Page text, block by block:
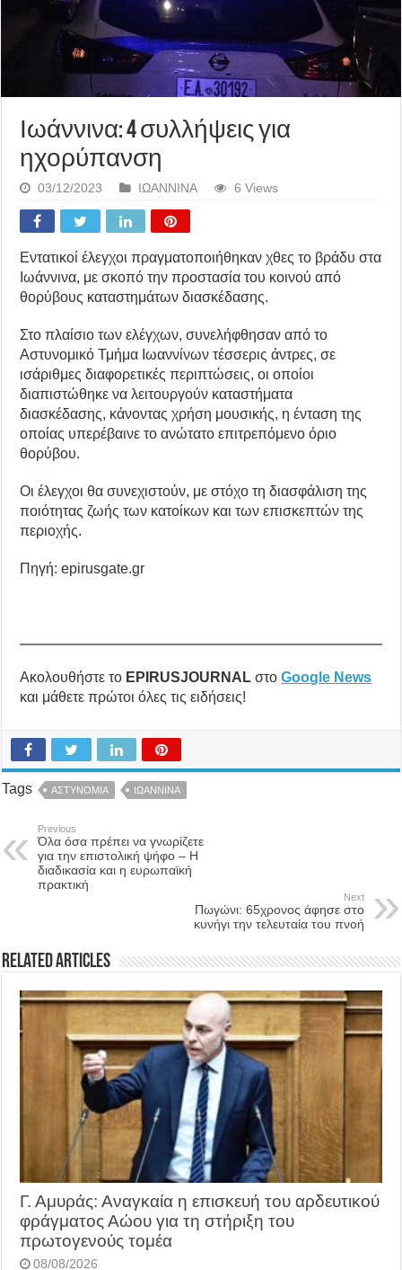
Ιωάννινα: 4 συλλήψεις για
ηχορύπανση
03/12/2023 ΙΩΑΝΝΙΝΑ 6 Views
Εντατικοί έλεγχοι πραγματοποιήθηκαν χθες το βράδυ στα
Ιωάννινα, με σκοπό την προστασία του κοινού από
θορύβους καταστημάτων διασκέδασης.
Στο πλαίσιο των ελέγχων, συνελήφθησαν από το
Αστυνομικό Τμήμα Ιωαννίνων τέσσερις άντρες, σε
ισάριθμες διαφορετικές περιπτώσεις, οι οποίοι
διαπιστώθηκε να λειτουργούν καταστήματα
διασκέδασης, κάνοντας χρήση μουσικής, η ένταση της
οποίας υπερέβαινε το ανώτατο επιτρεπόμενο όριο
θορύβου.
Οι έλεγχοι θα συνεχιστούν, με στόχο τη διασφάλιση της
ποιότητας ζωής των κατοίκων και των επισκεπτών της
περιοχής.
Πηγή: epirusgate.gr
Ακολουθήστε το EPIRUSJOURNAL στοGoogle News
και μάθετε πρώτοι όλες τις ειδήσεις!
Tags ΑΣΤΥΝΟΜΙΑ ΙΩΑΝΝΙΝΑ
Previous
Όλα όσα πρέπει να γνωρίζετε
για την επιστολική ψήφο – Η
διαδικασία και η ευρωπαϊκή
πρακτική
Next
Πωγώνι: 65χρονος άφησε στο
κυνήγι την τελευταία του πνοή
Related Articles
Γ. Αμυράς: Αναγκαία η επισκευή του αρδευτικού
φράγματος Αώου για τη στήριξη του
πρωτογενούς τομέα
08/08/2026